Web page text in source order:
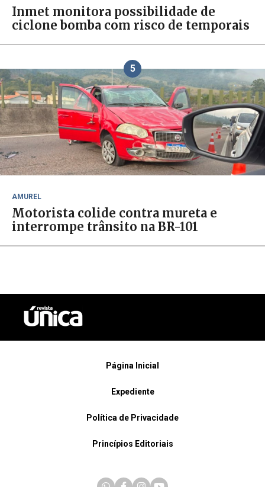
Inmet monitora possibilidade de
ciclone bomba com risco de temporais
5
AMUREL
Motorista colide contra mureta e
interrompe trânsito na BR-101
Página Inicial
Expediente
Política de Privacidade
Princípios Editoriais